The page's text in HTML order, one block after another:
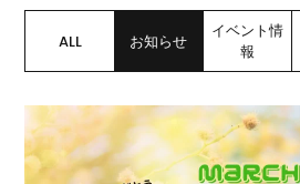
ALL お知らせ
イベント情
報